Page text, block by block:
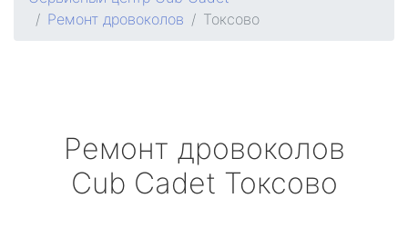
Ремонт дровоколов
Токсово
Ремонт дровоколов
Cub Cadet Токсово